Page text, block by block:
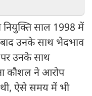
नियुक्ति साल 1998 में
उनके साथ भेदभाव
पर उनके साथ
कौशल ने आरोप
थी, ऐसे समय में भी